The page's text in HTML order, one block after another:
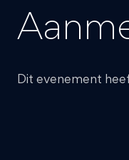
Dit evenement